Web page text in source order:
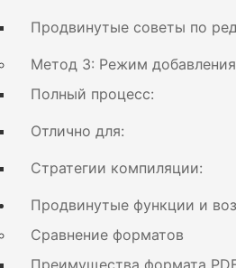
Продвинутые советы по
Метод 3: Режим
Полный процесс:
Отлично для:
Стратегии компиляции:
Продвинутые функции и
Сравнение форматов
Преимущества формата